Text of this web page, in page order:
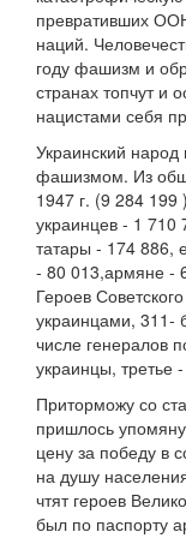
превративших
наций.
году фашизм и
странах топчут и
нацистами себя
Украинский
фашизмом. Из
1947 г. (9 284 199
украинцев - 1 710
татары - 174 886,
- 80 013,армяне -
Героев
украинцами, 311-
числе генералов
украинцы, третье
Приторможу со
пришлось
цену за победу в
на душу
чтят героев
был по паспорту